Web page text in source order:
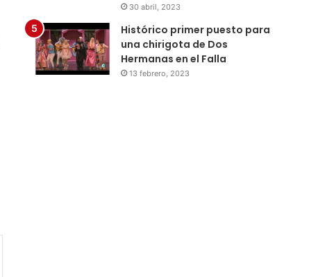
30 abril, 2023
Histórico primer puesto para
una chirigota de Dos
Hermanas en el Falla
13 febrero, 2023